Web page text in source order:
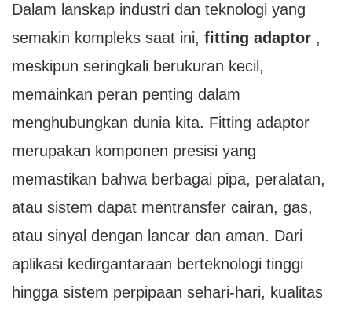
Dalam lanskap industri dan teknologi yang
semakin kompleks saat ini, fitting adaptor ,
meskipun seringkali berukuran kecil,
memainkan peran penting dalam
menghubungkan dunia kita. Fitting adaptor
merupakan komponen presisi yang
memastikan bahwa berbagai pipa, peralatan,
atau sistem dapat mentransfer cairan, gas,
atau sinyal dengan lancar dan aman. Dari
aplikasi kedirgantaraan berteknologi tinggi
hingga sistem perpipaan sehari-hari, kualitas